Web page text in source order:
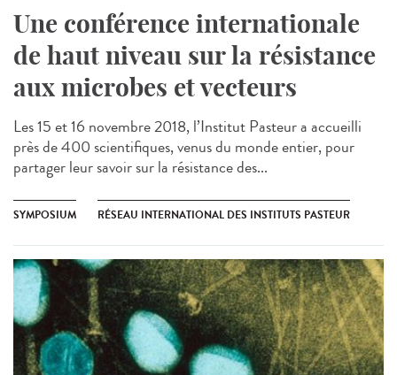
Une conférence internationale
de haut niveau sur la résistance
aux microbes et vecteurs
Les 15 et 16 novembre 2018, l’Institut Pasteur a accueilli
près de 400 scientifiques, venus du monde entier, pour
partager leur savoir sur la résistance des...
SYMPOSIUM RÉSEAU INTERNATIONAL DES INSTITUTS PASTEUR